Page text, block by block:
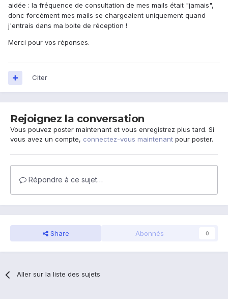
aidée : la fréquence de consultation de mes mails était "jamais",
donc forcément mes mails se chargeaient uniquement quand
j'entrais dans ma boite de réception !
Merci pour vos réponses.
Citer
Rejoignez la conversation
Vous pouvez poster maintenant et vous enregistrez plus tard. Si
vous avez un compte, connectez-vous maintenant pour poster.
Répondre à ce sujet…
Share Abonnés 0
Aller sur la liste des sujets